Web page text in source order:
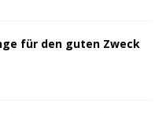
für den guten Zweck